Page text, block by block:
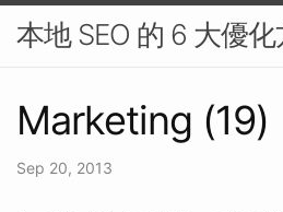
本地 SEO 的 6 大優
Marketing (19)
Sep 20, 2013